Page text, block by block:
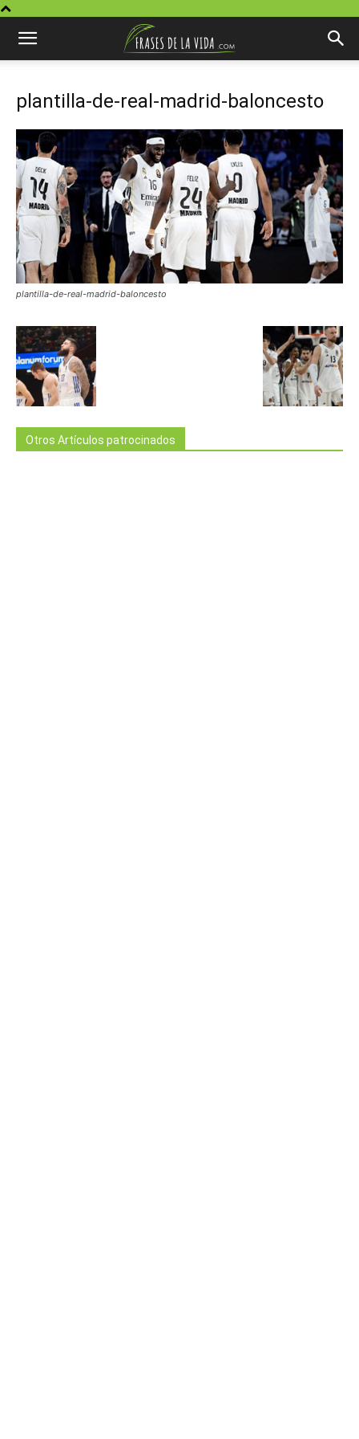
plantilla-de-real-madrid-baloncesto
plantilla-de-real-madrid-baloncesto
Otros Artículos patrocinados